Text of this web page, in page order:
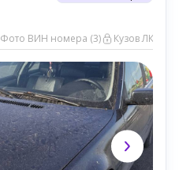
Фото ВИН номера (3) Кузов ЛКП (37)